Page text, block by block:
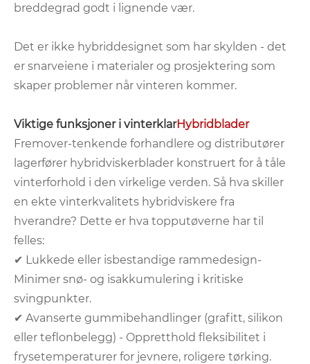
breddegrad godt i lignende vær.
Det er ikke hybriddesignet som har skylden - det
er snarveiene i materialer og prosjektering som
skaper problemer når vinteren kommer.
Viktige funksjoner i vinterklarHybridblader
Fremover-tenkende forhandlere og distributører
lagerfører hybridviskerblader konstruert for å tåle
vinterforhold i den virkelige verden. Så hva skiller
en ekte vinterkvalitets hybridviskere fra
hverandre? Dette er hva topputøverne har til
felles:
✔ Lukkede eller isbestandige rammedesign-
Minimer snø- og isakkumulering i kritiske
svingpunkter.
✔ Avanserte gummibehandlinger (grafitt, silikon
eller teflonbelegg) - Oppretthold fleksibilitet i
frysetemperaturer for jevnere, roligere tørking.